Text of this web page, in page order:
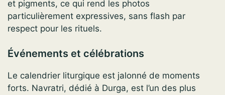
et pigments, ce qui rend les photos
particulièrement expressives, sans flash par
respect pour les rituels.
Événements et célébrations
Le calendrier liturgique est jalonné de moments
forts. Navratri, dédié à Durga, est l’un des plus